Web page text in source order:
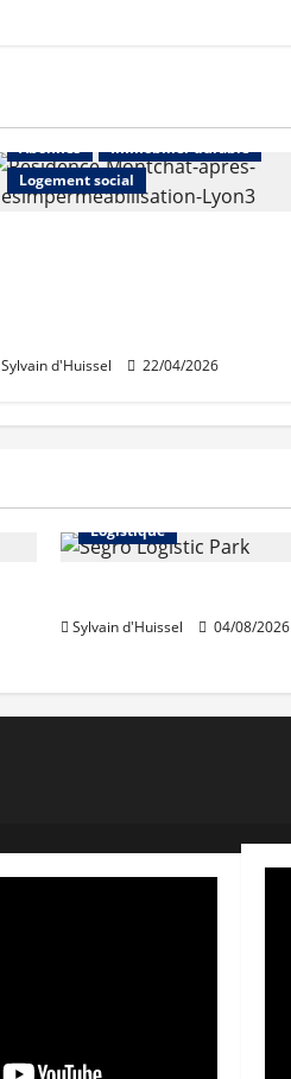
Abonnés
Immobilier durable
Logement social
Sylvain d'Huissel 22/04/2026
Logistique
Sylvain d'Huissel 04/08/2026